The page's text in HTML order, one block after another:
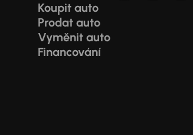
Koupit auto
Prodat auto
Vyměnit auto
Financování